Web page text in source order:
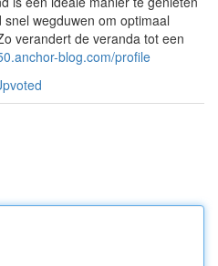
wegduwen om optimaal
verandert de veranda tot een
blog.com/profile